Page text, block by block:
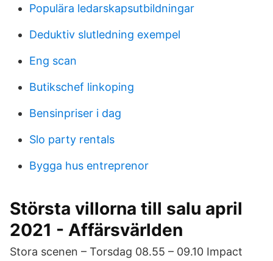
Populära ledarskapsutbildningar
Deduktiv slutledning exempel
Eng scan
Butikschef linkoping
Bensinpriser i dag
Slo party rentals
Bygga hus entreprenor
Största villorna till salu april
2021 - Affärsvärlden
Stora scenen – Torsdag 08.55 – 09.10 Impact